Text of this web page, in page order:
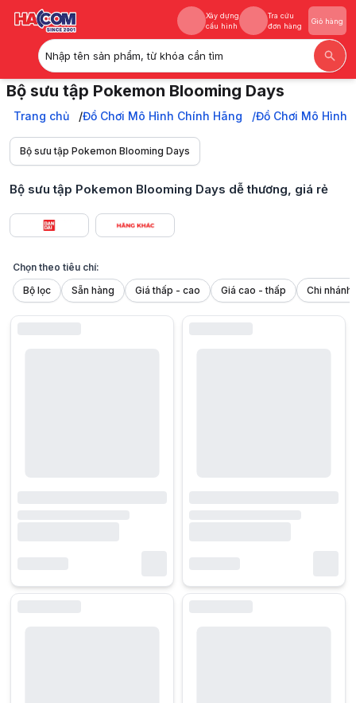
Xây dựng
cấu hình
Tra cứu
đơn hàng
Giỏ hàng
Nhập tên sản phẩm, từ khóa cần tìm
Xây dựng
cấu hình
Tra cứu
đơn hàng
Bộ sưu tập Pokemon Blooming Days
Sưu tập bộ mô hình Pokemon Blooming Days dễ thương, ngộ
Trang chủ
Đồ Chơi Mô Hình Ichiban Kuji
Bộ sưu tập Pokemon Blooming Days
Trang chủ Đồ Chơi Mô Hình Chính Hãng Đồ Chơi Mô Hình
Bộ sưu tập Pokemon Blooming Days
Bộ sưu tập Pokemon Blooming Days dễ thương, giá rẻ
Chọn theo tiêu chí:
Bộ lọc
Sẵn hàng Giá thấp - cao Giá cao - thấp